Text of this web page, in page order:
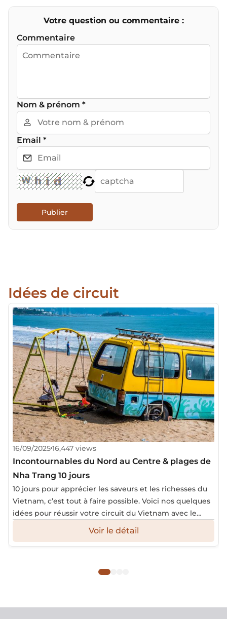
Votre question ou commentaire :
Commentaire
Nom & prénom *
Email *
Publier
Idées de circuit
16/09/202516,447 views
Incontournables du Nord au Centre & plages de
Nha Trang 10 jours
10 jours pour apprécier les saveurs et les richesses du
Vietnam, c’est tout à faire possible. Voici nos quelques
idées pour réussir votre circuit du Vietnam avec le
Voir le détail